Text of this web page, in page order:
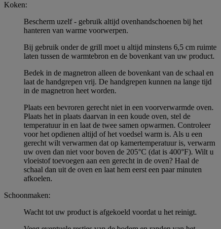
Koken:
Bescherm uzelf - gebruik altijd ovenhandschoenen bij het
hanteren van warme voorwerpen.
Bij gebruik onder de grill moet u altijd minstens 6,5 cm ruimte
laten tussen de warmtebron en de bovenkant van uw product.
Bedek in de magnetron alleen de bovenkant van de schaal en
laat de handgrepen vrij. De handgrepen kunnen na lange tijd
in de magnetron heet worden.
Plaats een bevroren gerecht niet in een voorverwarmde oven.
Plaats het in plaats daarvan in een koude oven, stel de
temperatuur in en laat de twee samen opwarmen. Controleer
voor het opdienen altijd of het voedsel warm is. Als u een
gerecht wilt verwarmen dat op kamertemperatuur is, verwarm
uw oven dan niet voor boven de 205°C (dat is 400°F). Wilt u
vloeistof toevoegen aan een gerecht in de oven? Haal de
schaal dan uit de oven en laat hem eerst een paar minuten
afkoelen.
Schoonmaken:
Wacht tot uw product is afgekoeld voordat u het reinigt.